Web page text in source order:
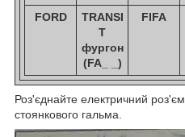
FORD
TRANSI
T
фургон
(FA_ _)
FIFA
Роз'єднайте електричний роз'єм
стоянкового гальма.